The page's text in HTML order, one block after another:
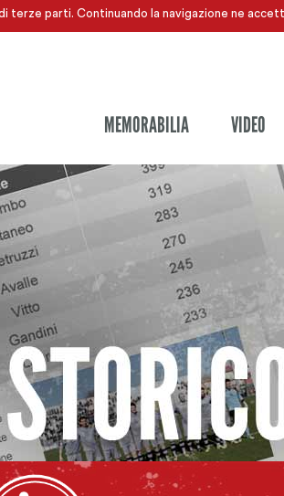
terze parti. Continuando la navigazione ne
MEMORABILIA VIDEO